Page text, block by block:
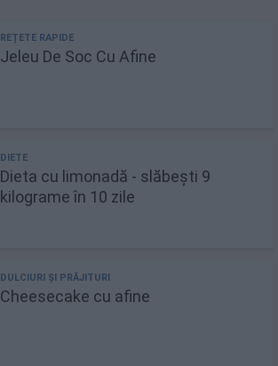
Jeleu De Soc Cu Afine
Dieta cu limonadă - slăbești 9
kilograme în 10 zile
Cheesecake cu afine